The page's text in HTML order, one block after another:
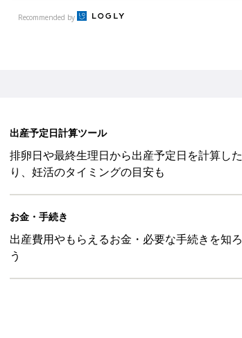
Recommended by
出産予定日計算ツール
排卵日や最終生理日から出産予定日を計算した
り、妊活のタイミングの目安も
お金・手続き
出産費用やもらえるお金・必要な手続きを知ろ
う